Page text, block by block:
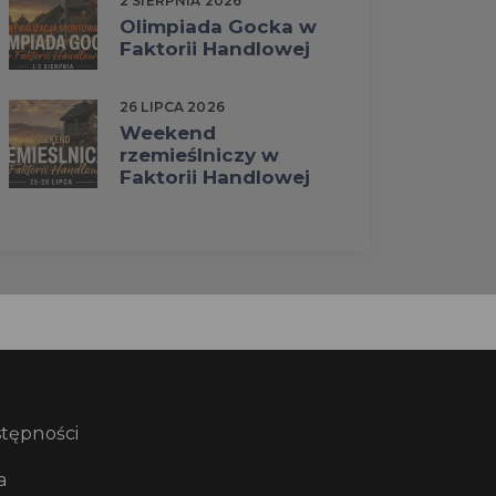
Olimpiada Gocka w
Faktorii Handlowej
26 LIPCA 2026
Weekend
rzemieślniczy w
Faktorii Handlowej